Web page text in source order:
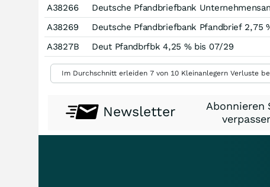
A38266
Deutsche Pfandbriefbank
A38269
Deutsche Pfandbriefbank Pfandbrief 2,75
A3827B
Deut Pfandbrfbk 4,25 % bis 07/29
Im Durchschnitt erleiden 7 von 10 Kleinanlegern Verluste
Newsletter
Abonnieren